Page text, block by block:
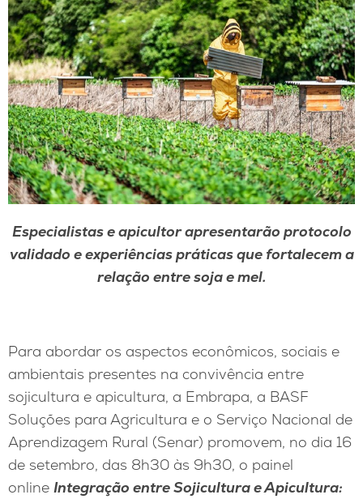
Especialistas e apicultor apresentarão protocolo
validado e experiências práticas que fortalecem a
relação entre soja e mel.
Para abordar os aspectos econômicos, sociais e
ambientais presentes na convivência entre
sojicultura e apicultura, a Embrapa, a BASF
Soluções para Agricultura e o Serviço Nacional de
Aprendizagem Rural (Senar) promovem, no dia 16
de setembro, das 8h30 às 9h30, o painel
online Integração entre Sojicultura e Apicultura: